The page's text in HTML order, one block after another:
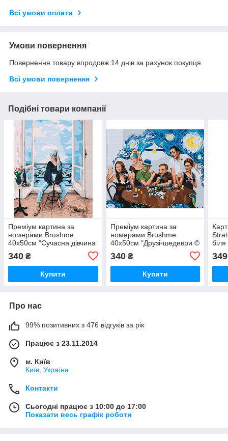
Всі умови оплати
Умови повернення
Повернення товару впродовж 14 днів за рахунок покупця
Всі умови повернення
Подібні товари компанії
Преміум картина за
номерами Brushme
40x50см "Сучасна дівчина
з перловою сережкою ©
Viktoriya Kovalenko"
PBS52762
340 ₴
Купити
Преміум картина за
номерами Brushme
40x50см "Друзі-шедеври ©
PBS52761
340₴
Купити
біля
см
349
Про нас
99% позитивних з 476 відгуків за рік
Працює з 23.11.2014
м. Київ
Київ, Україна
Контакти
Сьогодні працює з 10:00 до 17:00
Показати весь графік роботи